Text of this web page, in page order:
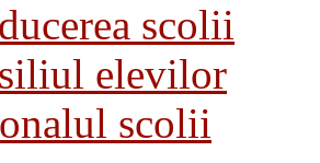
scolii
elevilor
scolii